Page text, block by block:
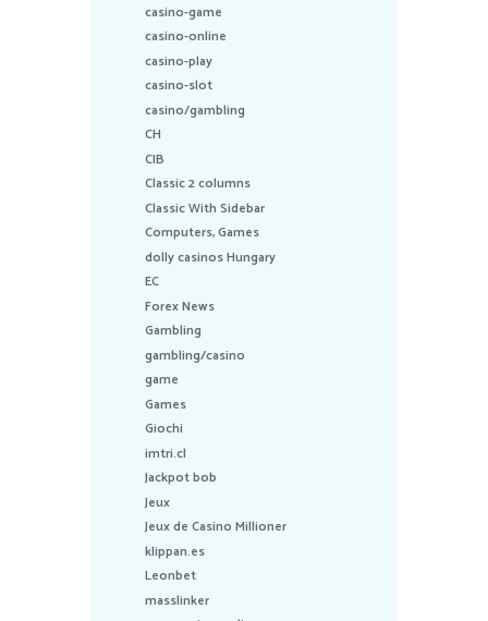
casino-game
casino-online
casino-play
casino-slot
casino/gambling
CH
CIB
Classic 2 columns
Classic With Sidebar
Computers, Games
dolly casinos Hungary
EC
Forex News
Gambling
gambling/casino
game
Games
Giochi
imtri.cl
Jackpot bob
Jeux
Jeux de Casino Millioner
klippan.es
Leonbet
masslinker